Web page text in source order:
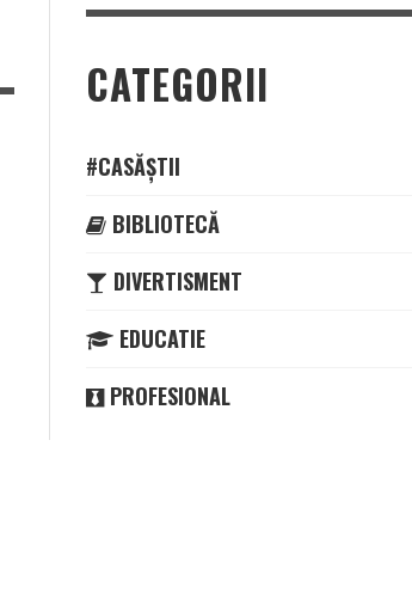
CATEGORII
#CASĂȘTII
BIBLIOTECĂ
DIVERTISMENT
EDUCATIE
PROFESIONAL